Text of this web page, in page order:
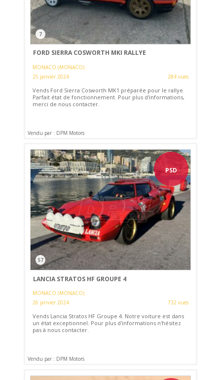
7
FORD SIERRA COSWORTH MKI RALLYE
MONACO (MONACO)
25 janvier 2024
284 vues
Vends Ford Sierra Cosworth MK1 préparée pour le rallye.
Parfait état de fonctionnement. Pour plus d'informations,
merci de nous contacter.
Vendu par : DPM Motors
PSD
57
LANCIA STRATOS HF GROUPE 4
MONACO (MONACO)
26 janvier 2024
732 vues
Vends Lancia Stratos HF Groupe 4. Notre voiture est dans
un état exceptionnel. Pour plus d'informations n'hésitez
pas à nous contacter.
Vendu par : DPM Motors